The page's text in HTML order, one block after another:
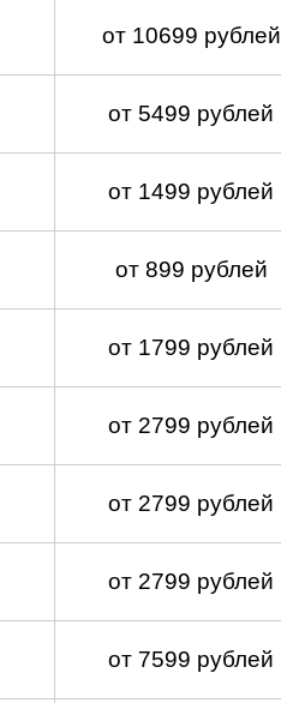
от 10699 рублей
от 5499 рублей
от 1499 рублей
от 899 рублей
от 1799 рублей
от 2799 рублей
от 2799 рублей
от 2799 рублей
от 7599 рублей